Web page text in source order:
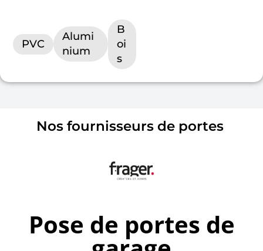
PVC
Alumi
nium
B
oi
s
Nos fournisseurs de portes
Pose de portes de